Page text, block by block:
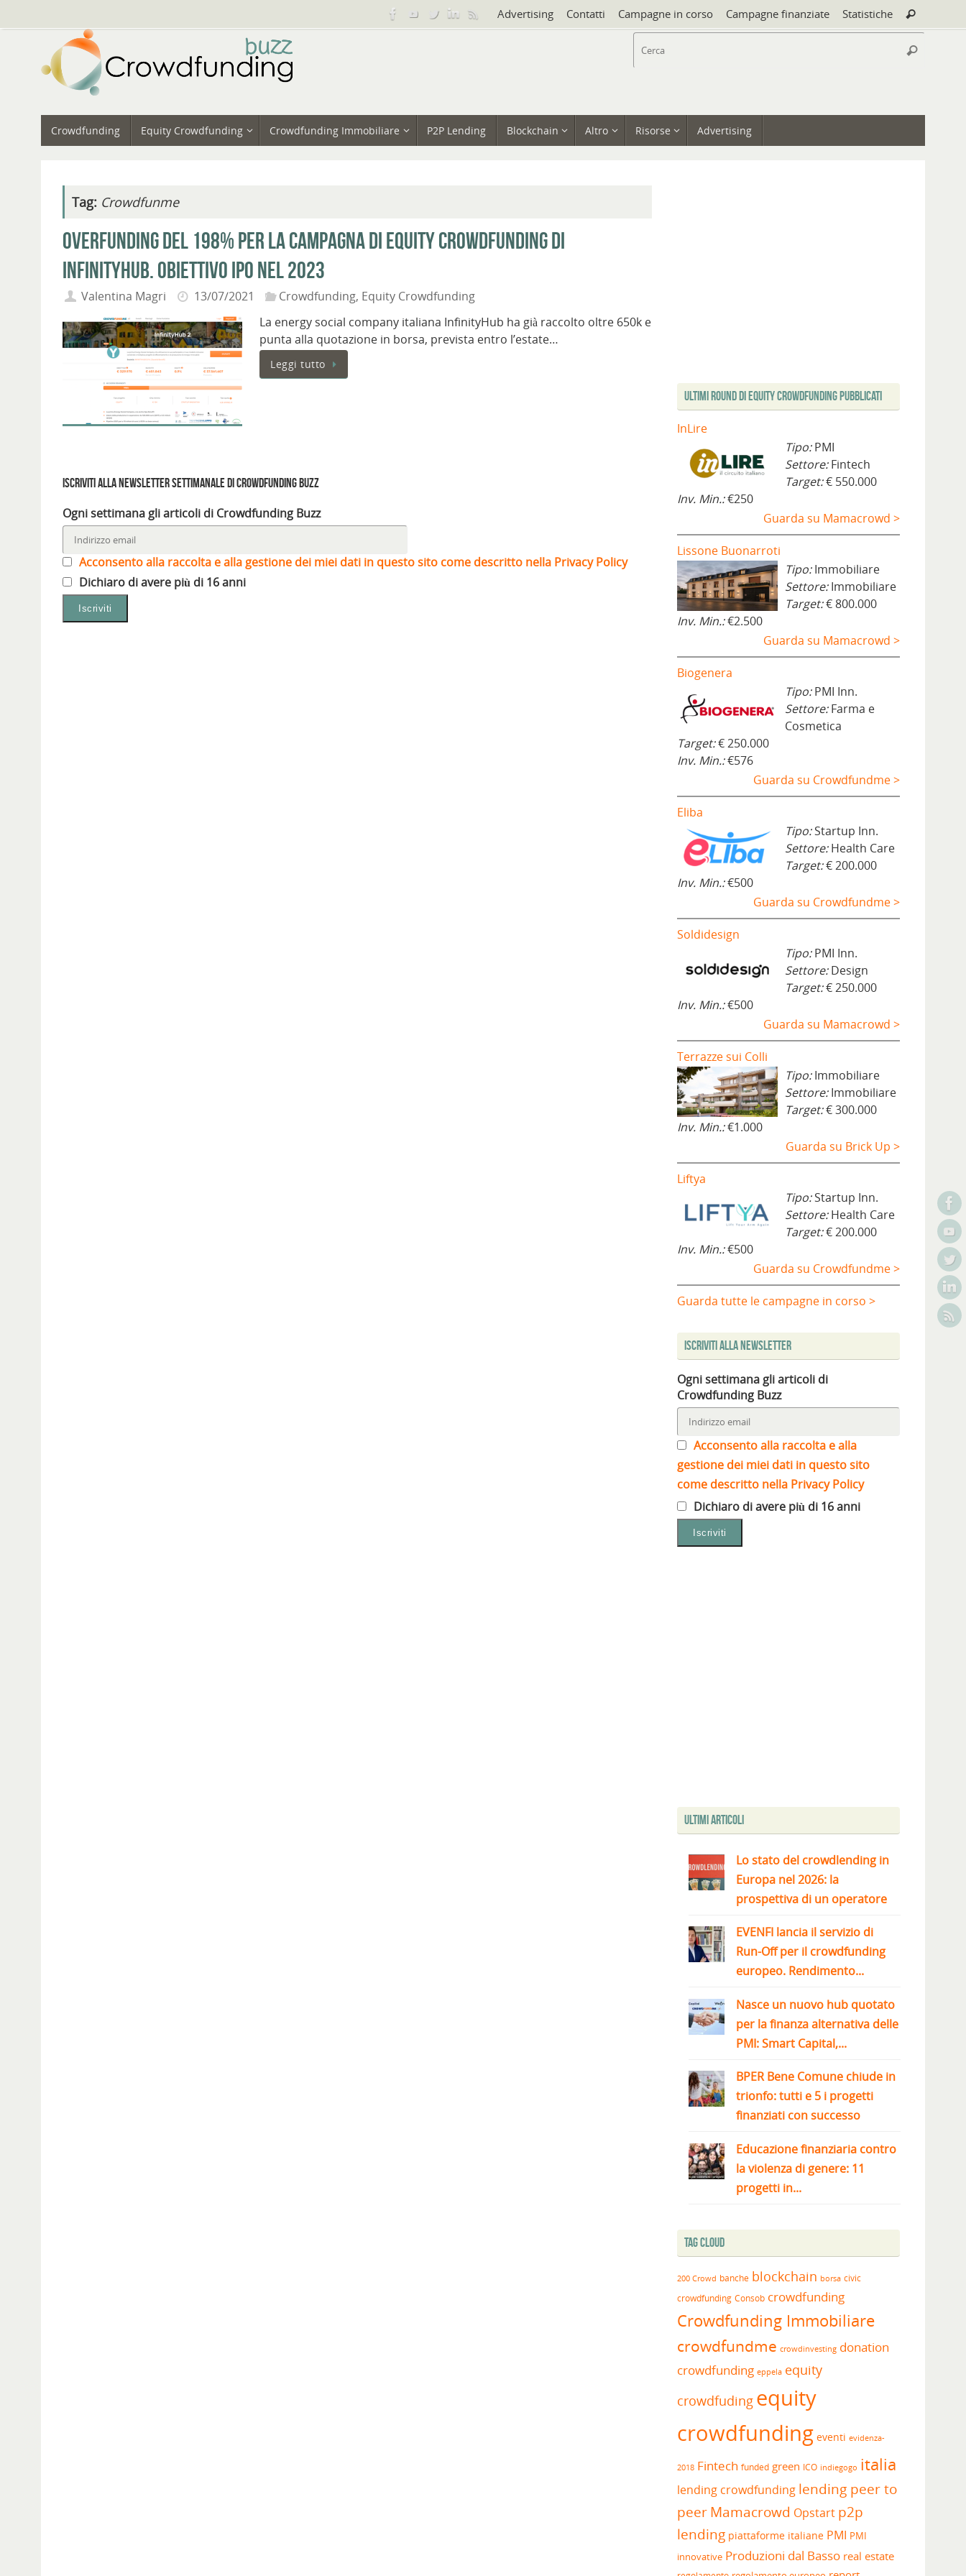
al
contenuto
Advertising Contatti Campagne in corso Campagne finanziate Statistiche Cerca
Cerca
Crowdfunding Equity Crowdfunding Crowdfunding Immobiliare P2P Lending Blockchain Altro Risorse Advertising
Tag: Crowdfunme
Overfunding del 198% per la campagna di equity crowdfunding di
InfinityHub. Obiettivo IPO nel 2023
Valentina Magri 13/07/2021 Crowdfunding, Equity Crowdfunding
La energy social company italiana InfinityHub ha già raccolto oltre 650k e
punta alla quotazione in borsa, prevista entro l’estate…
Leggi tutto
Iscriviti alla Newsletter settimanale di Crowdfunding Buzz
Ogni settimana gli articoli di Crowdfunding Buzz
Acconsento alla raccolta e alla gestione dei miei dati in questo sito come descritto nella Privacy Policy
Dichiaro di avere più di 16 anni
Ultimi Round di Equity Crowdfunding Pubblicati
InLire
Tipo:PMI
Settore:Fintech
Target:€ 550.000
Inv. Min.:€250
Guarda su Mamacrowd >
Lissone Buonarroti
Tipo:Immobiliare
Settore:Immobiliare
Target:€ 800.000
Inv. Min.:€2.500
Guarda su Mamacrowd >
Biogenera
Tipo:PMI Inn.
Settore:Farma e
Cosmetica
Target:€ 250.000
Inv. Min.:€576
Guarda su Crowdfundme >
Eliba
Tipo:Startup Inn.
Settore:Health Care
Target:€ 200.000
Inv. Min.:€500
Guarda su Crowdfundme >
Soldidesign
Tipo:PMI Inn.
Settore:Design
Target:€ 250.000
Inv. Min.:€500
Guarda su Mamacrowd >
Terrazze sui Colli
Tipo:Immobiliare
Settore:Immobiliare
Target:€ 300.000
Inv. Min.:€1.000
Guarda su Brick Up >
Liftya
Tipo:Startup Inn.
Settore:Health Care
Target:€ 200.000
Inv. Min.:€500
Guarda su Crowdfundme >
Guarda tutte le campagne in corso >
Iscriviti alla Newsletter
Ogni settimana gli articoli di
Crowdfunding Buzz
Acconsento alla raccolta e alla
gestione dei miei dati in questo sito
come descritto nella Privacy Policy
Dichiaro di avere più di 16 anni
Ultimi articoli
Lo stato del crowdlending in
Europa nel 2026: la
prospettiva di un operatore
EVENFI lancia il servizio di
Run-Off per il crowdfunding
europeo. Rendimento...
Nasce un nuovo hub quotato
per la finanza alternativa delle
PMI: Smart Capital,...
BPER Bene Comune chiude in
trionfo: tutti e 5 i progetti
finanziati con successo
Educazione finanziaria contro
la violenza di genere: 11
progetti in...
Tag Cloud
200 Crowd banche blockchain borsa civic
crowdfunding Consob crowdfunding
Crowdfunding Immobiliare
crowdfundme crowdinvesting donation
crowdfunding eppela equity
crowdfuding equity
crowdfunding eventi evidenza-
2018 Fintech funded green ICO indiegogo italia
lending crowdfunding lending peer to
peerMamacrowd Opstart p2p
lending piattaforme italiane PMI PMI
innovative Produzioni dal Basso real estate